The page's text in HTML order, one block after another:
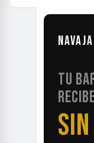
NAVAJA
TU